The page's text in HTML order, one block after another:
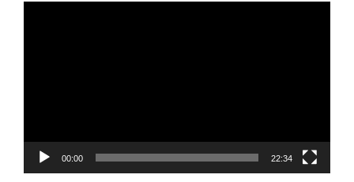
00:00 22:34